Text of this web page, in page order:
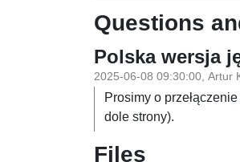
Questions
Polska wersja
2025-06-08 09:30:00, Artur
Prosimy o
dole strony).
Files